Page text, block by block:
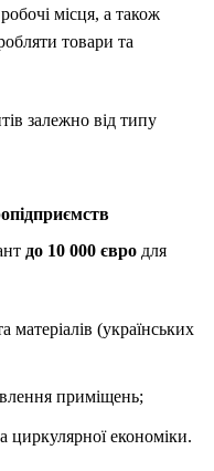
місця, а також
товари та
залежно від типу
до 10 000 євро для
(українських
приміщень;
циркулярної економіки.